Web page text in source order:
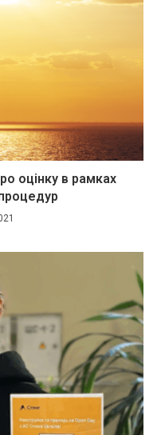
оцінку в рамках